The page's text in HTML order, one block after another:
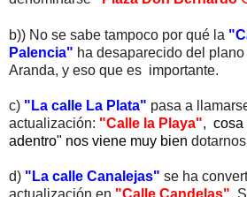
b)) No se sabe tampoco por qué la
Palencia" ha desaparecido del
Aranda, y eso que es importante.
c) "La calle La Plata" pasa a
actualización: "Calle la Playa", cosa
adentro" nos viene muy bien
d) "La calle Canalejas" se ha